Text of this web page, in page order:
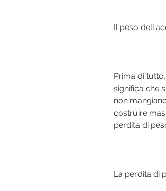
Il peso
Prima di
significa che
non
costruire
perdita di
La perdita di